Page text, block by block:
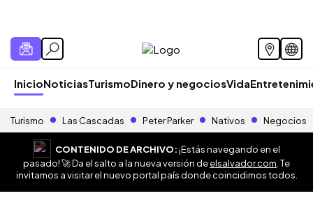
InicioNoticiasTurismoDinero y negociosVida
Turismo Las Cascadas Peter Parker Nativos Negocios
CONTENIDO DE ARCHIVO:¡Estás navegando en el
pasado! 🚀 Da el salto a la nueva versión deelsalvador.com . Te
invitamos a visitar el nuevo portal país donde coincidimos todos.